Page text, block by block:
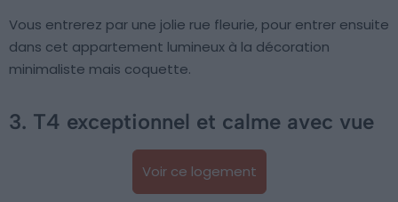
Vous entrerez par une jolie rue fleurie, pour entrer ensuite
dans cet appartement lumineux à la décoration
minimaliste mais coquette.
3. T4 exceptionnel et calme avec vue
Voir ce logement